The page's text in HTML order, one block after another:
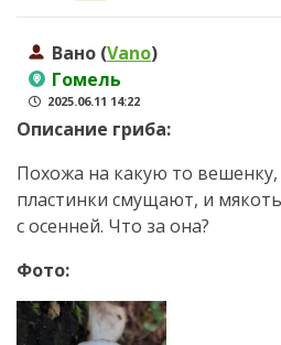
Вано (Vano)
Гомель
2025.06.11 14:22
Описание гриба:
Похожа на какую то
пластинки смущают, и
с осенней. Что за она?
Фото: